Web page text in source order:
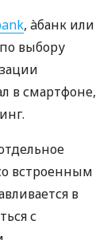
, àбанк или
выбору
в смартфоне,
встроенным
в
с